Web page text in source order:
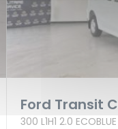
Ford Transit